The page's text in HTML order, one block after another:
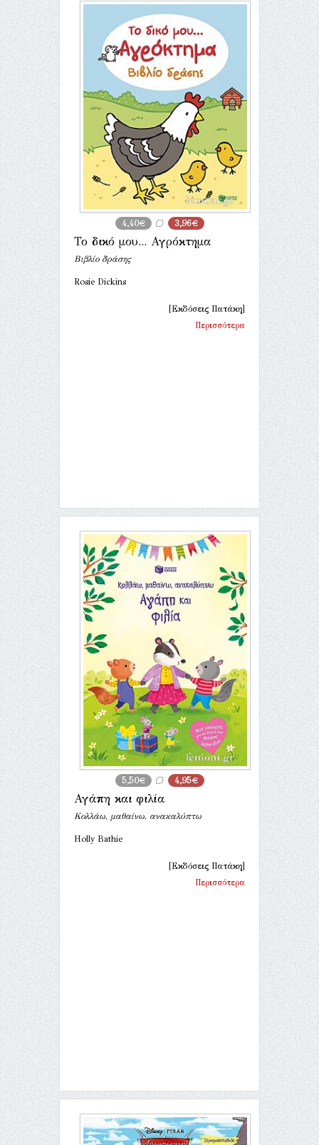
4,40€ 3,96€
Το δικό μου... Αγρόκτημα
Βιβλίο δράσης
Rosie Dickins
[Εκδόσεις Πατάκη]
Περισσότερα
5,50€ 4,95€
Αγάπη και φιλία
Κολλάω, μαθαίνω, ανακαλύπτω
Holly Bathie
[Εκδόσεις Πατάκη]
Περισσότερα